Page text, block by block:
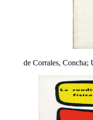
de Corrales, Concha;